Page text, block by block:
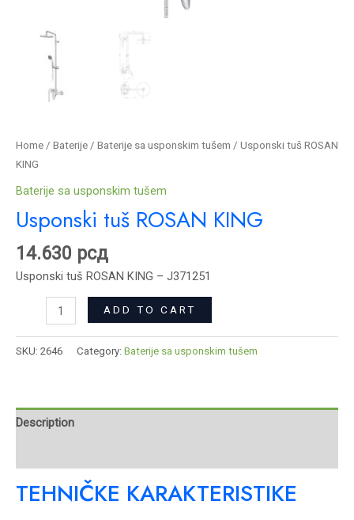
Home / Baterije / Baterije sa usponskim tušem / Usponski tuš ROSAN
KING
Baterije sa usponskim tušem
Usponski tuš ROSAN KING
14.630 рсд
Usponski tuš ROSAN KING – J371251
ADD TO CART
SKU: 2646 Category: Baterije sa usponskim tušem
Description
TEHNIČKE KARAKTERISTIKE